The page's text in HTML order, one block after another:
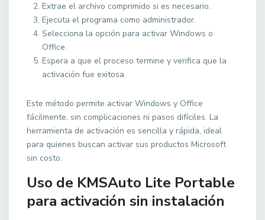
Extrae el archivo comprimido si es necesario.
Ejecuta el programa como administrador.
Selecciona la opción para activar Windows o
Office.
Espera a que el proceso termine y verifica que la
activación fue exitosa.
Este método permite activar Windows y Office
fácilmente, sin complicaciones ni pasos difíciles. La
herramienta de activación es sencilla y rápida, ideal
para quienes buscan activar sus productos Microsoft
sin costo.
Uso de KMSAuto Lite Portable
para activación sin instalación